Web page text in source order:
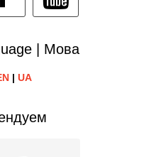
| Мова
| UA